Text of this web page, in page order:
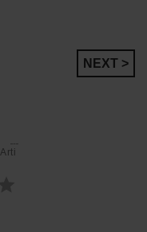
NEXT >